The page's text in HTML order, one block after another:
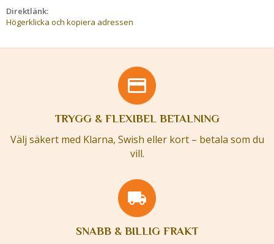
Direktlänk:
Högerklicka och kopiera adressen
TRYGG & FLEXIBEL BETALNING
Välj säkert med Klarna, Swish eller kort – betala som du
vill.
SNABB & BILLIG FRAKT